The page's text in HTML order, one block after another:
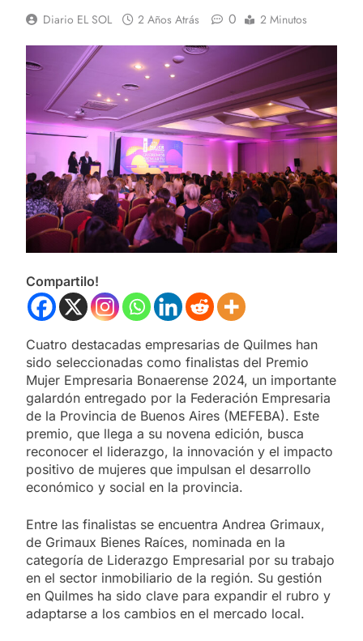
Diario EL SOL 2 Años Atrás 0 2 Minutos
Compartilo!
Cuatro destacadas empresarias de Quilmes han
sido seleccionadas como finalistas del Premio
Mujer Empresaria Bonaerense 2024, un importante
galardón entregado por la Federación Empresaria
de la Provincia de Buenos Aires (MEFEBA). Este
premio, que llega a su novena edición, busca
reconocer el liderazgo, la innovación y el impacto
positivo de mujeres que impulsan el desarrollo
económico y social en la provincia.
Entre las finalistas se encuentra Andrea Grimaux,
de Grimaux Bienes Raíces, nominada en la
categoría de Liderazgo Empresarial por su trabajo
en el sector inmobiliario de la región. Su gestión
en Quilmes ha sido clave para expandir el rubro y
adaptarse a los cambios en el mercado local.